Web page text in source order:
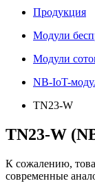
Продукция
Модули
Модули
NB-IoT-
TN23-W
TN23-W
К сожалению,
современные